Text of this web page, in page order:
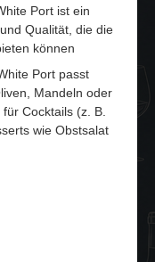
Port ist ein
Qualität, die die
können
Port passt
Mandeln oder
Cocktails (z. B.
wie Obstsalat